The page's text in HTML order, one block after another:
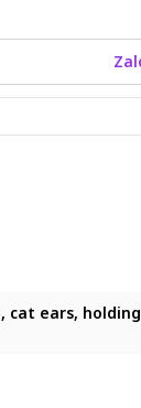
cat ears,